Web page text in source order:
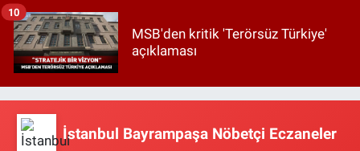
MSB'den kritik 'Terörsüz Türkiye'
açıklaması
10
İstanbul Bayrampaşa Nöbetçi Eczaneler